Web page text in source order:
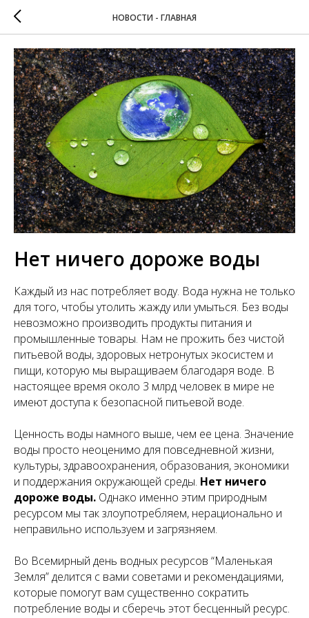
НОВОСТИ - ГЛАВНАЯ
Нет ничего дороже воды
Каждый из нас потребляет воду. Вода нужна не только
для того, чтобы утолить жажду или умыться. Без воды
невозможно производить продукты питания и
промышленные товары. Нам не прожить без чистой
питьевой воды, здоровых нетронутых экосистем и
пищи, которую мы выращиваем благодаря воде. В
настоящее время около 3 млрд человек в мире не
имеют доступа к безопасной питьевой воде.
Ценность воды намного выше, чем ее цена. Значение
воды просто неоценимо для повседневной жизни,
культуры, здравоохранения, образования, экономики
и поддержания окружающей среды. Нет ничего
дороже воды. Однако именно этим природным
ресурсом мы так злоупотребляем, нерационально и
неправильно используем и загрязняем.
Во Всемирный день водных ресурсов “Маленькая
Земля” делится с вами советами и рекомендациями,
которые помогут вам существенно сократить
потребление воды и сберечь этот бесценный ресурс.